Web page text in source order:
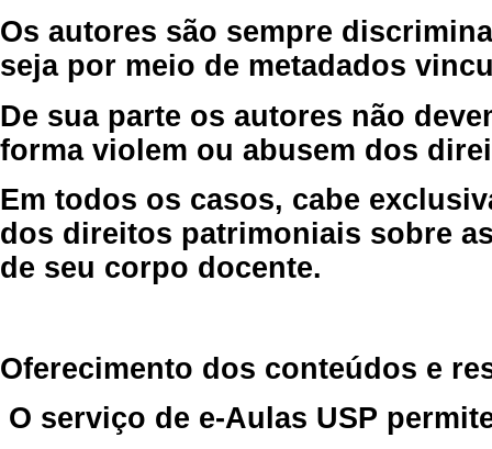
Os autores são sempre
seja por meio de metadados
De sua parte os autores não
forma violem ou abusem dos
Em todos os casos, cabe
dos direitos patrimoniais sobre
de seu corpo docente.
Oferecimento dos conteúdos e
O serviço de e-Aulas USP